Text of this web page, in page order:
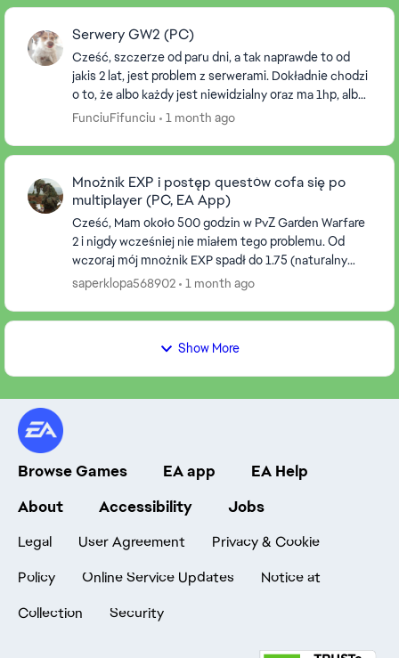
Serwery GW2 (PC)
Cześć, szczerze od paru dni, a tak naprawde to od
jakis 2 lat, jest problem z serwerami. Dokładnie chodzi
o to, że albo każdy jest niewidzialny oraz ma 1hp, albo,
gdy postać umiera to wybucha i zabij...
FunciuFifunciu 1 month ago
Mnożnik EXP i postęp questów cofa się po
multiplayer (PC, EA App)
Cześć, Mam około 500 godzin w PvZ Garden Warfare
2 i nigdy wcześniej nie miałem tego problemu. Od
wczoraj mój mnożnik EXP spadł do 1.75 (naturalny
spadek z powodu przerwy w graniu). Zrobiłem
saperklopa568902 1 month ago
Show More
Browse Games EA app
EA Help
About
Accessibility Jobs
Legal User Agreement
Privacy & Cookie
Policy
Online Service Updates
Notice at
Collection
Security